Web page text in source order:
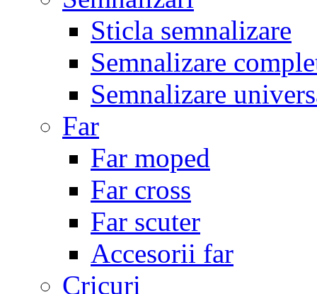
Sticla semnalizare
Semnalizare
Semnalizare
Far
Far moped
Far cross
Far scuter
Accesorii far
Cricuri